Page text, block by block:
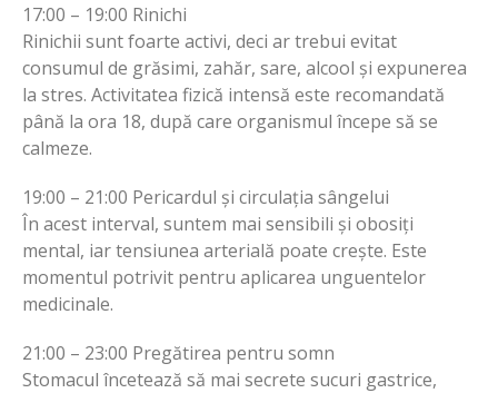
17:00 – 19:00 Rinichi
Rinichii sunt foarte activi, deci ar trebui evitat
consumul de grăsimi, zahăr, sare, alcool și expunerea
la stres. Activitatea fizică intensă este recomandată
până la ora 18, după care organismul începe să se
calmeze.
19:00 – 21:00 Pericardul și circulația sângelui
În acest interval, suntem mai sensibili și obosiți
mental, iar tensiunea arterială poate crește. Este
momentul potrivit pentru aplicarea unguentelor
medicinale.
21:00 – 23:00 Pregătirea pentru somn
Stomacul încetează să mai secrete sucuri gastrice,